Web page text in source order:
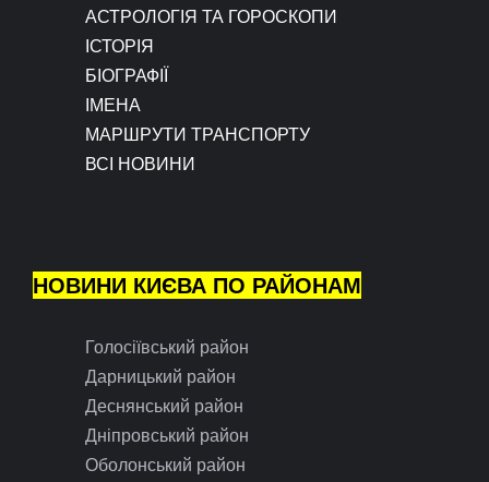
АСТРОЛОГІЯ ТА ГОРОСКОПИ
ІСТОРІЯ
БІОГРАФІЇ
ІМЕНА
МАРШРУТИ ТРАНСПОРТУ
ВСІ НОВИНИ
НОВИНИ КИЄВА ПО РАЙОНАМ
Голосіївський район
Дарницький район
Деснянський район
Дніпровський район
Оболонський район